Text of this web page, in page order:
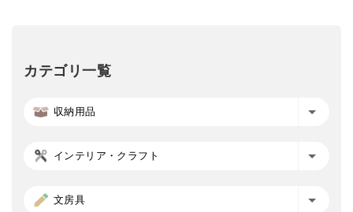
カテゴリ一覧
収納用品
インテリア・クラフト
文房具